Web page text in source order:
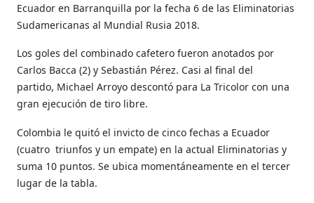
Ecuador en Barranquilla por la fecha 6 de las Eliminatorias
Sudamericanas al Mundial Rusia 2018.
Los goles del combinado cafetero fueron anotados por
Carlos Bacca (2) y Sebastián Pérez. Casi al final del
partido, Michael Arroyo descontó para La Tricolor con una
gran ejecución de tiro libre.
Colombia le quitó el invicto de cinco fechas a Ecuador
(cuatro triunfos y un empate) en la actual Eliminatorias y
suma 10 puntos. Se ubica momentáneamente en el tercer
lugar de la tabla.